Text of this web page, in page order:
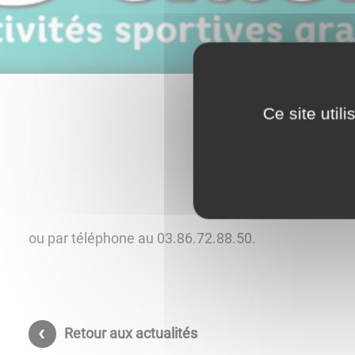
ou par téléphone au 03.86.72.88.50.
Retour aux actualités
Ce site